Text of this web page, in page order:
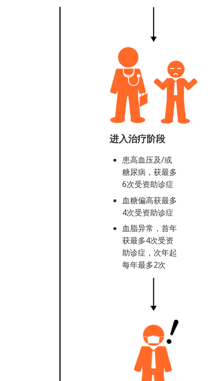
进入治疗阶段
患高血压及/或
糖尿病，获最多
6次受资助诊症
血糖偏高获最多
4次受资助诊症
血脂异常，首年
获最多4次受资
助诊症，次年起
每年最多2次